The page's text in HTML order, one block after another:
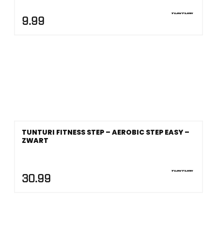
9.99
TUNTURI FITNESS STEP – AEROBIC STEP EASY –
ZWART
30.99